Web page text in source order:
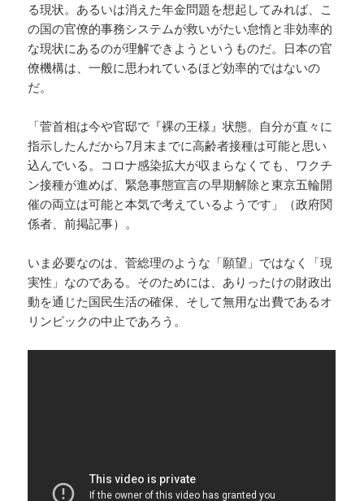
る現状。あるいは消えた年金問題を想起してみれば、こ
の国の官僚的事務システムが救いがたい怠惰と非効率的
な現状にあるのが理解できようというものだ。日本の官
僚機構は、一般に思われているほど効率的ではないの
だ。
「菅首相は今や官邸で『裸の王様』状態。自分が直々に
指示したんだから7月末までに高齢者接種は可能と思い
込んでいる。コロナ感染拡大が収まらなくても、ワクチ
ン接種が進めば、緊急事態宣言の早期解除と東京五輪開
催の両立は可能と本気で考えているようです」（政府関
係者、前掲記事）。
いま必要なのは、菅総理のような「願望」ではなく「現
実性」なのである。そのためには、ありったけの財政出
動を通じた国民生活の確保、そして無用な出費であるオ
リンピックの中止であろう。